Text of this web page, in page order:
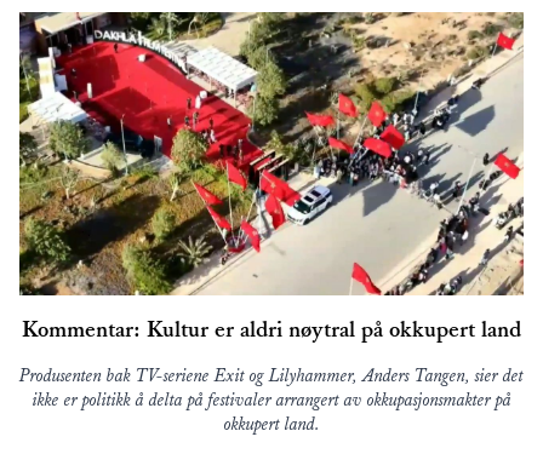
Kommentar: Kultur er aldri nøytral på okkupert land
Produsenten bak TV-seriene Exit og Lilyhammer, Anders Tangen, sier det
ikke er politikk å delta på festivaler arrangert av okkupasjonsmakter på
okkupert land.